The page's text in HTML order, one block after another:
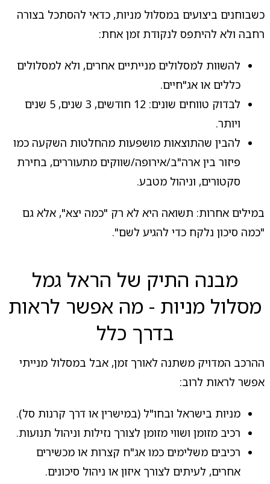
כשבוחנים ביצועים במסלול מניות, כדאי להסתכל בצורה
רחבה ולא להיתפס לנקודת זמן אחת:
להשוות למסלולים מנייתיים אחרים, ולא למסלולים
כללים או אג"חיים.
לבדוק טווחים שונים: 12 חודשים, 3 שנים, 5 שנים
ויותר.
להבין שהתוצאות מושפעות מהחלטות השקעה כמו
פיזור בין ארה"ב/אירופה/שווקים מתעוררים, בחירת
סקטורים, וניהול מטבע.
במילים אחרות: תשואה היא לא רק "כמה יצא", אלא גם
"כמה סיכון נלקח כדי להגיע לשם".
מבנה התיק של הראל גמל
מסלול מניות - מה אפשר לראות
בדרך כלל
ההרכב המדויק משתנה לאורך זמן, אבל במסלול מנייתי
אפשר לראות לרוב:
מניות בישראל ובחו"ל (במישרין או דרך קרנות סל).
רכיב מזומן ושווי מזומן לצורך נזילות וניהול תנועות.
רכיבים משלימים כמו אג"ח קצרות או מכשירים
אחרים, לעיתים לצורך איזון או ניהול סיכונים.